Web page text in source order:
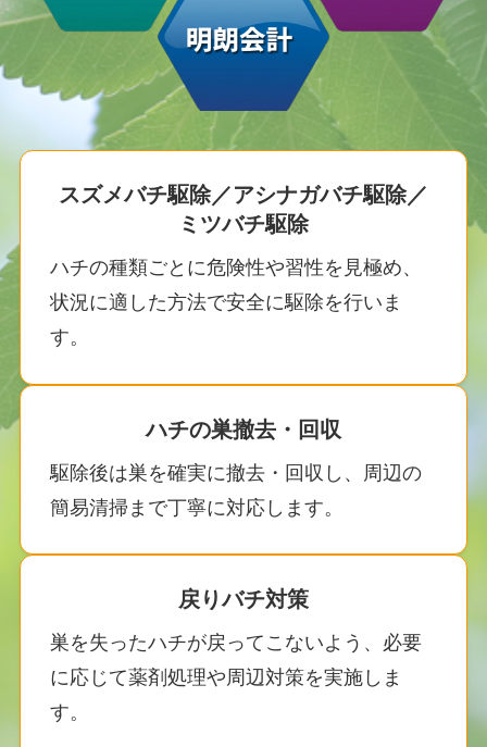
スズメバチ駆除／アシナガバチ駆除／
ミツバチ駆除
ハチの種類ごとに危険性や習性を見極め、
状況に適した方法で安全に駆除を行いま
す。
ハチの巣撤去・回収
駆除後は巣を確実に撤去・回収し、周辺の
簡易清掃まで丁寧に対応します。
戻りバチ対策
巣を失ったハチが戻ってこないよう、必要
に応じて薬剤処理や周辺対策を実施しま
す。